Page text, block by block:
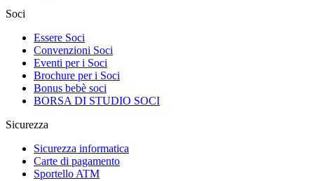
Soci
Essere Soci
Convenzioni Soci
Eventi per i Soci
Brochure per i Soci
Bonus bebè soci
BORSA DI STUDIO SOCI
Sicurezza
Sicurezza informatica
Carte di pagamento
Sportello ATM